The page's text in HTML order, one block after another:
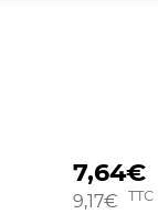
7,64€
9,17€ TTC